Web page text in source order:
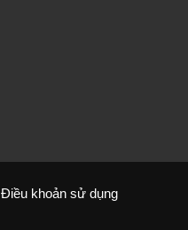
Điều khoản sử dụng